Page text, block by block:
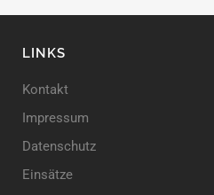
LINKS
Kontakt
Impressum
Datenschutz
Einsätze